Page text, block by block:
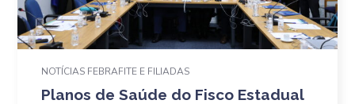
NOTÍCIAS FEBRAFITE E FILIADAS
Planos de Saúde do Fisco Estadual